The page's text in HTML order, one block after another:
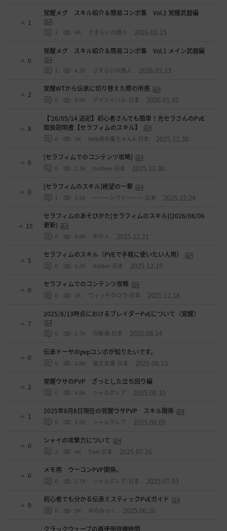
1
覚醒メグ スキル紹介＆簡易コンボ集 Vol.2 覚醒武器編
1 4K さすらいの旅人 2026.02.15
0
覚醒メグ スキル紹介＆簡易コンボ集 Vol.1 メイン武器編
1 4.2K さすらいの旅人 2026.02.13
2
覚醒WTから伝承に切り替えた際の所感
0 4.5K アイシャハル-日本 2026.01.02
8
【’26/05/14 追記】初心者さんでも簡単！光セラさんのPvE
取扱説明書【セラフィムのスキル】
0 5K Neb用作業ちゃんA-日本 2025.12.30
0
[セラフィムでのコンテンツ攻略]
0 2.3K Dazbee-日本 2025.12.30
0
[セラフィムのスキル]絶望の一撃
1 3.1K ーーーシヴァーーー-日本 2025.12.24
15
セラフィムのあそびかた[セラフィムのスキル](2026/06/06
更新)
0 9.8K 中の人 2025.12.21
5
セラフィムのスキル（PVEで手軽に使いたい人用）
0 6.2K ItakkeI-日本 2025.12.19
0
セラフィムでのコンテンツ攻略
0 3K ウィッチクロウ-日本 2025.12.18
7
2025/8/13時点におけるブレイダーPvEについて（覚醒）
0 5.7K 白斬海-日本 2025.08.14
0
伝承ドーサのpvpコンボが知りたいです。
0 2.8K 後方支援-日本 2025.08.13
2
覚醒ウサのPVP ざっとした立ち回り編
0 4.8K シャルグレア 2025.08.10
1
2025年8月8日現在の覚醒ウサPVP スキル関係
0 4.5K シャルグレア 2025.08.09
0
シャイの攻撃力について
2 4K Tam-日本 2025.07.26
0
メモ用 ウーコンPVP関係。
0 3.7K シャルグレア-日本 2025.07.03
9
初心者でも分かる伝承ミスティックPvEガイド
0 5K ゆのみっく 2025.06.26
クラックウェーブの再使用待機時間